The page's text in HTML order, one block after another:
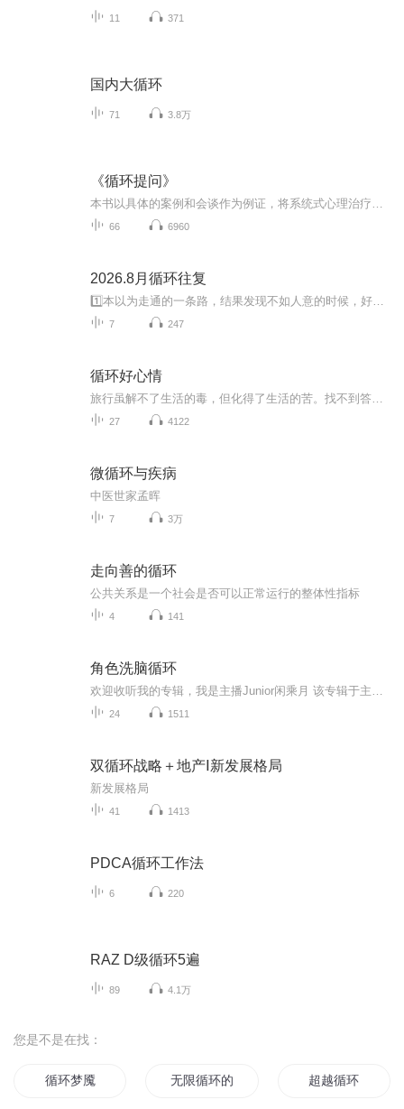
11 371
国内大循环
71 3.8万
《循环提问》
66 6960
2026.8月循环往复
7 247
循环好心情
27 4122
微循环与疾病
中医世家孟晖
7 3万
走向善的循环
公共关系是一个社会是否可以正常运行的整体性指标
4 141
角色洗脑循环
24 1511
双循环战略＋地产Ⅰ新发展格局
新发展格局
41 1413
PDCA循环工作法
6 220
RAZ D级循环5遍
89 4.1万
您是不是在找：
循环梦魇 无限循环的世界 超越循环